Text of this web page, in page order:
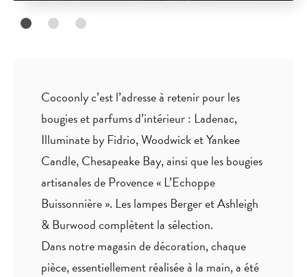
Cocoonly c’est l’adresse à retenir pour les
bougies et parfums d’intérieur : Ladenac,
Illuminate by Fidrio, Woodwick et Yankee
Candle, Chesapeake Bay, ainsi que les bougies
artisanales de Provence « L’Echoppe
Buissonnière ». Les lampes Berger et Ashleigh
& Burwood complètent la sélection.
Dans notre magasin de décoration, chaque
pièce,essentiellement réalisée à la main, a été